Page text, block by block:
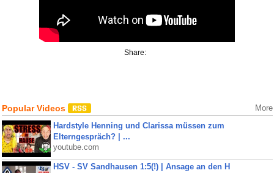
Share:
Popular Videos More
Hardstyle Henning und Clarissa müssen zum
Elterngespräch? | ...
youtube.com
HSV - SV Sandhausen 1:5(!) | Ansage an den H